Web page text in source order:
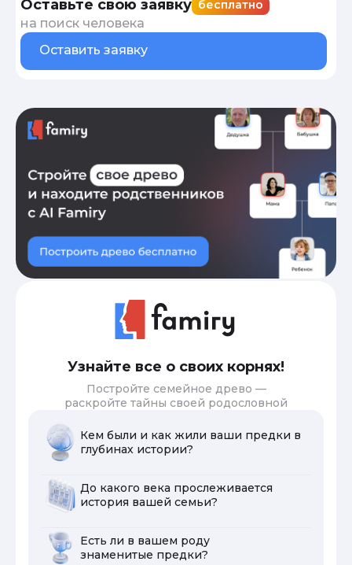
Оставьте свою заявку бесплатно
на поиск человека
Оставить заявку
Узнайте все о своих корнях!
Постройте семейное древо —
раскройте тайны своей родословной
Кем были и как жили ваши предки в
глубинах истории?
До какого века прослеживается
история вашей семьи?
Есть ли в вашем роду
знаменитые предки?